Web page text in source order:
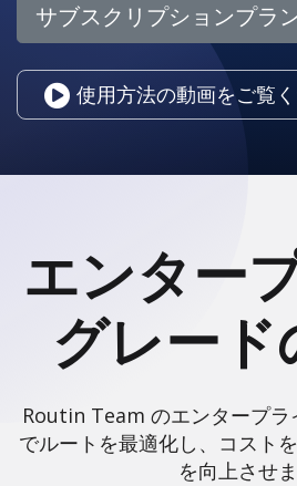
サブスクリプションプラ
使用方法の動画をご覧
エンター
グレード
Routin Team のエンタープラ
でルートを最適化し、コスト
を向上させ